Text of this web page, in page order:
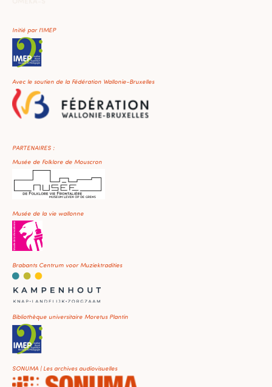
Initié par l'IMEP
Avec le soutien de la Fédération Wallonie-Bruxelles
PARTENAIRES :
Musée de Folklore de Mouscron
Musée de la vie wallonne
Brabants Centrum voor Muziektradities
Bibliothèque universitaire Moretus Plantin
SONUMA | Les archives audiovisuelles